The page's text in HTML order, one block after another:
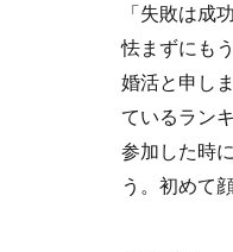
「失敗は成
怯まずにも
婚活と申し
ているラン
参加した時
う。初めて